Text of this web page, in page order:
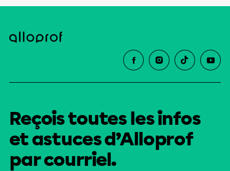
Reçois toutes les infos
et astuces d’Alloprof
par courriel.